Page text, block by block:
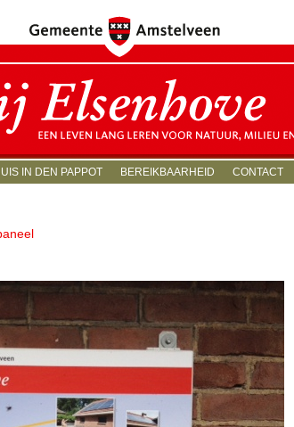
IN DEN PAPPOT BEREIKBAARHEID CONTACT